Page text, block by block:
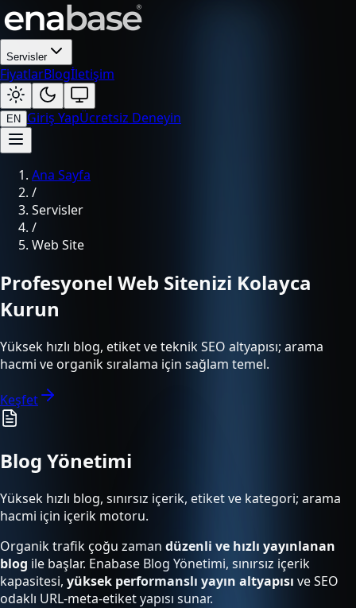
Servisler
FiyatlarBlogİletişim
EN Giriş YapÜcretsiz Deneyin
Ana Sayfa
/
Servisler
/
Web Site
Profesyonel Web Sitenizi Kolayca
Kurun
Yüksek hızlı blog, etiket ve teknik SEO altyapısı; arama
hacmi ve organik sıralama için sağlam temel.
Keşfet
Blog Yönetimi
Yüksek hızlı blog, sınırsız içerik, etiket ve kategori; arama
hacmi için içerik motoru.
Organik trafik çoğu zaman düzenli ve hızlı yayınlanan
blog ile başlar. Enabase Blog Yönetimi, sınırsız içerik
kapasitesi, yüksek performanslı yayın altyapısı ve SEO
odaklı URL-meta-etiket yapısı sunar.